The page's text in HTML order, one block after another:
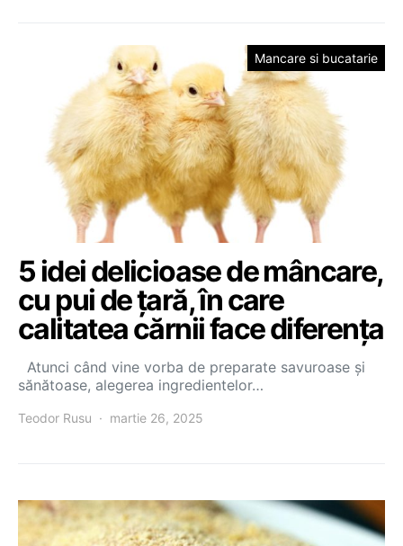
Mancare si bucatarie
5 idei delicioase de mâncare,
cu pui de țară, în care
calitatea cărnii face diferența
Atunci când vine vorba de preparate savuroase și
sănătoase, alegerea ingredientelor…
Teodor Rusu martie 26, 2025